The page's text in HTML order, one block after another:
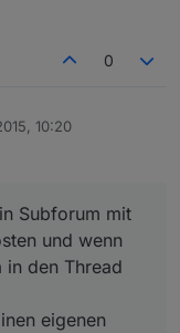
0
10:20
Subforum mit
und wenn
in den Thread
eigenen